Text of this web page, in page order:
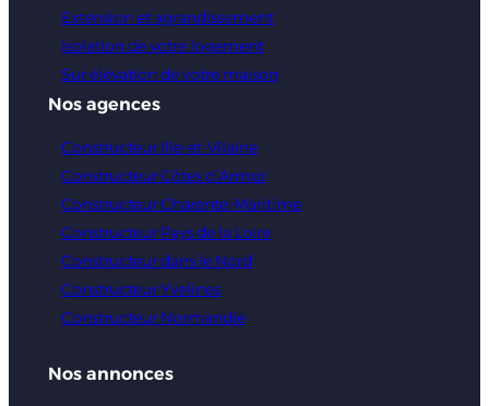
Extension et agrandissement
Isolation de votre logement
Sur élévation de votre maison
Nos agences
Constructeur Ille-et-Vilaine
Constructeur Côtes d’Armor
Constructeur Charente-Maritime
Constructeur Pays de la Loire
Constructeur dans le Nord
Constructeur Yvelines
Constructeur Normandie
Nos annonces